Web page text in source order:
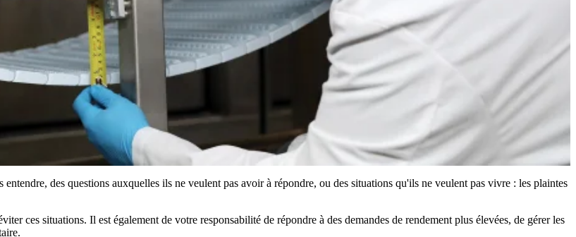
des questions auxquelles ils ne veulent pas avoir à répondre, ou des situations qu'ils ne veulent pas vivre : les plaintes
ces situations. Il est également de votre responsabilité de répondre à des demandes de rendement plus élevées, de gérer les